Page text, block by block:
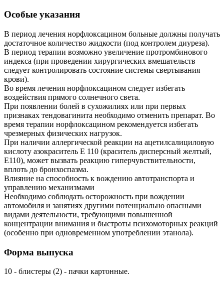
Особые указания
В период лечения норфлоксацином больные должны получать
достаточное количество жидкости (под контролем диуреза).
В период терапии возможно увеличение протромбинового
индекса (при проведении хирургических вмешательств
следует контролировать состояние системы свертывания
крови).
Во время лечения норфлоксацином следует избегать
воздействия прямого солнечного света.
При появлении болей в сухожилиях или при первых
признаках тендовагинита необходимо отменить препарат. Во
время терапии норфлоксацином рекомендуется избегать
чрезмерных физических нагрузок.
При наличии аллергической реакции на ацетилсалициловую
кислоту азокраситель Е 110 (краситель дисперсный желтый,
Е110), может вызвать реакцию гиперчувствительности,
вплоть до бронхоспазма.
Влияние на способность к вождению автотранспорта и
управлению механизмами
Необходимо соблюдать осторожность при вождении
автомобиля и занятиях другими потенциально опасными
видами деятельности, требующими повышенной
концентрации внимания и быстроты психомоторных реакций
(особенно при одновременном употреблении этанола).
Форма выпуска
10 - блистеры (2) - пачки картонные.